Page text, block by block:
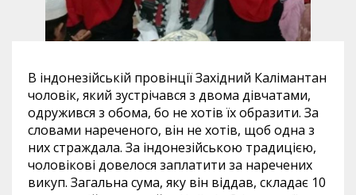
В індонезійській провінції Західний Калімантан
чоловік, який зустрічався з двома дівчатами,
одружився з обома, бо не хотів їх образити. За
словами нареченого, він не хотів, щоб одна з
них страждала. За індонезійською традицією,
чоловікові довелося заплатити за наречених
викуп. Загальна сума, яку він віддав, складає 10